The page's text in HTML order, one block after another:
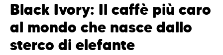
Black Ivory: Il caffè più caro
al mondo che nasce dallo
sterco di elefante